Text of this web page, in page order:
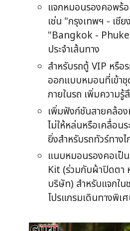
แจกหมอนรองคอพร้
เช่น "กรุงเทพฯ - เชี
"Bangkok -
ประจำเส้นทาง
สำหรับรถตู้ VIP หรือ
ออกแบบหมอนที่เข้า
ภายในรถ เพิ่มความรู้
เพิ่มฟังก์ชันสายคล้อ
ไม่ให้หล่นหรือเคลื่อนร
ยิ่งสำหรับรถทัวร์ทางไ
แนบหมอนรองคอเป็
Kit (ร่วมกับผ้าปิดตา
บริษัท) สำหรับแจกใน
โปรแกรมเดินทางพิเ